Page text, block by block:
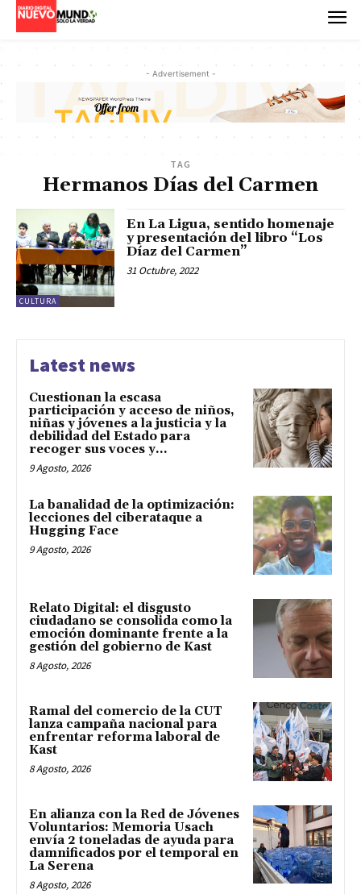
- Advertisement -
TAG
Hermanos Días del Carmen
CULTURA
En La Ligua, sentido homenaje
y presentación del libro “Los
Díaz del Carmen”
31 Octubre, 2022
Latest news
Cuestionan la escasa
participación y acceso de niños,
niñas y jóvenes a la justicia y la
debilidad del Estado para
recoger sus voces y...
9 Agosto, 2026
La banalidad de la optimización:
lecciones del ciberataque a
Hugging Face
9 Agosto, 2026
Relato Digital: el disgusto
ciudadano se consolida como la
emoción dominante frente a la
gestión del gobierno de Kast
8 Agosto, 2026
Ramal del comercio de la CUT
lanza campaña nacional para
enfrentar reforma laboral de
Kast
8 Agosto, 2026
En alianza con la Red de Jóvenes
Voluntarios: Memoria Usach
envía 2 toneladas de ayuda para
damnificados por el temporal en
La Serena
8 Agosto, 2026